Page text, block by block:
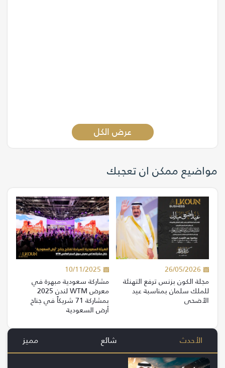
عرض الكل
مواضيع ممكن ان تعجبك
26/05/2026
مجلة الكون بزنس ترفع التهنئة
للملك سلمان بمناسبة عيد
الأضحى
10/11/2025
مشاركة سعودية مبهرة في
معرض WTM لندن 2025
بمشاركة 71 شريكاً في جناح
أرض السعودية
الأحدث شائع مميز